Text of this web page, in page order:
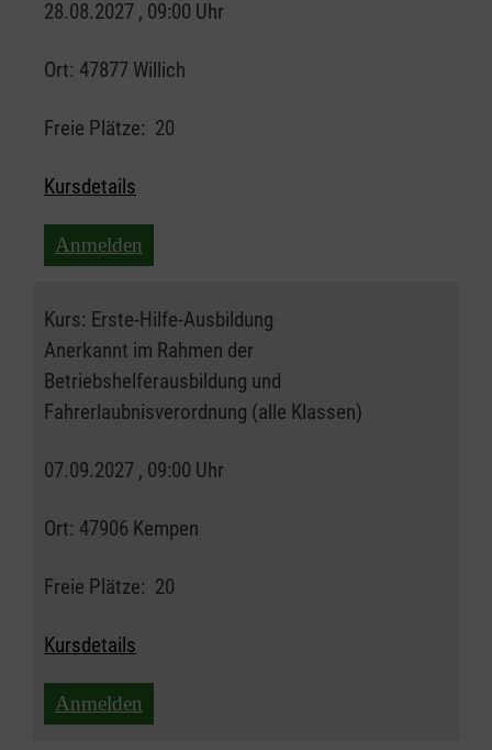
28.08.2027 , 09:00 Uhr
Ort: 47877 Willich
Freie Plätze: 20
Kursdetails
Anmelden
Kurs: Erste-Hilfe-Ausbildung
Anerkannt im Rahmen der
Betriebshelferausbildung und
Fahrerlaubnisverordnung (alle Klassen)
07.09.2027 , 09:00 Uhr
Ort: 47906 Kempen
Freie Plätze: 20
Kursdetails
Anmelden